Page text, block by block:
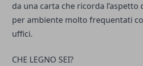
da una carta che ricorda l’aspetto
per ambiente molto frequentati
uffici.
CHE LEGNO SEI?